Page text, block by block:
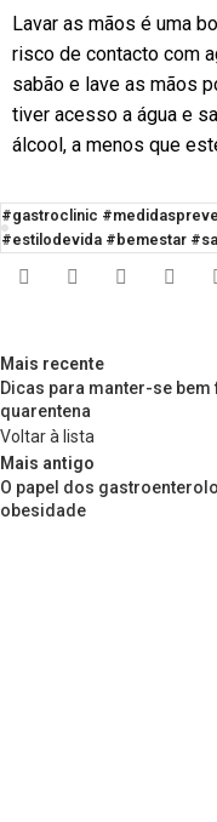
Lavar as mãos é uma
risco de contacto com
sabão e lave as mãos
tiver acesso a água e
álcool, a menos que
#gastroclinic
#estilodevida #bemestar
Mais recente
Dicas para manter-se
quarentena
Voltar à lista
Mais antigo
O papel dos
obesidade